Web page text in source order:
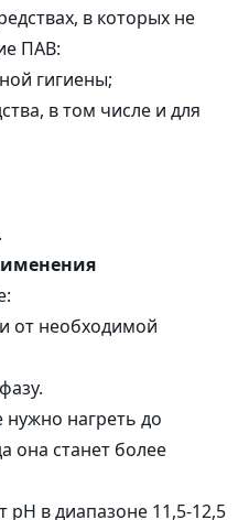
в которых не
ПАВ:
гигиены;
в том числе и для
от необходимой
нужно нагреть до
она станет более
в диапазоне 11,5-12,5